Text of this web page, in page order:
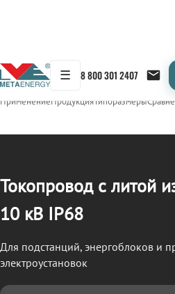
☰ 8 800 301 2407
← Продукция/ТОКОПРОВОД
ПрименениеПродукцияТипоразмеры
Токопровод с литой
10 кВ IP68
Для подстанций, энергоблоков и
электроустановок